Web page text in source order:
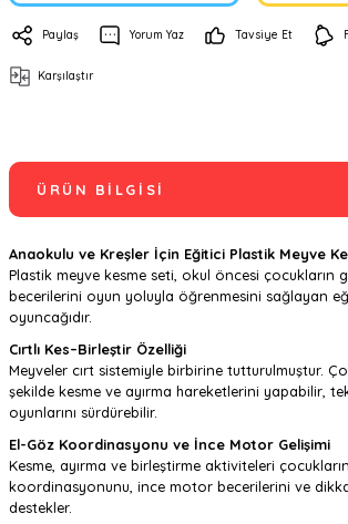
Paylaş Yorum Yaz Tavsiye Et
Karşılaştır
ÜRÜN BILGISI
Anaokulu ve Kreşler İçin Eğitici Plastik Meyve
Plastik meyve kesme seti, okul öncesi çocukların
becerilerini oyun yoluyla öğrenmesini sağlayan
oyuncağıdır.
Cırtlı Kes–Birleştir Özelliği
Meyveler cırt sistemiyle birbirine tutturulmuştur.
şekilde kesme ve ayırma hareketlerini yapabilir,
oyunlarını sürdürebilir.
El-Göz Koordinasyonu ve İnce Motor Gelişimi
Kesme, ayırma ve birleştirme aktiviteleri
koordinasyonunu, ince motor becerilerini ve
destekler.